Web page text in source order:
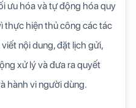
ưu hóa và tự động hóa quy
thực hiện thủ công các tác
nội dung, đặt lịch gửi,
xử lý và đưa ra quyết
hành vi người dùng.